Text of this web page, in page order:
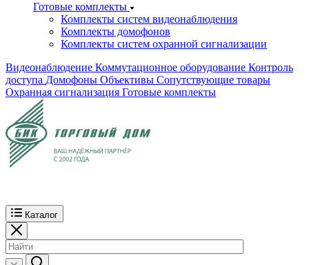
Готовые комплекты
Комплекты систем видеонаблюдения
Комплекты домофонов
Комплекты систем охранной сигнализации
Видеонаблюдение Коммутационное оборудование Контроль
доступа Домофоны Объективы Сопутствующие товары
Охранная сигнализация Готовые комплекты
Каталог